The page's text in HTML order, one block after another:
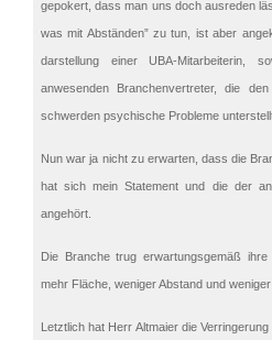
gepokert, dass man uns doch ausre­den
was mit Abstän­den” zu tun, ist aber
dar­stel­lung einer UBA-Mitar­bei­te­rin,
anwesen­den Branchen­ver­tre­ter, die
schwer­den psychi­sche Probleme
Nun war ja nicht zu erwar­ten, dass die
hat sich mein State­ment und die der
angehört.
Die Branche trug erwar­tungs­ge­mäß
mehr Fläche, weniger Abstand und weniger
Letzt­lich hat Herr Altmaier die